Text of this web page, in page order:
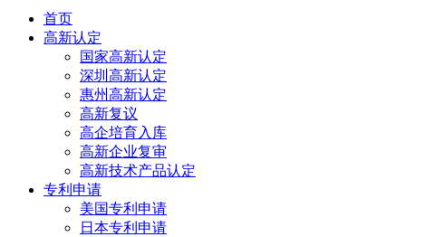
首页
高新认定
国家高新认定
深圳高新认定
惠州高新认定
高新复议
高企培育入库
高新企业复审
高新技术产品认定
专利申请
美国专利申请
日本专利申请